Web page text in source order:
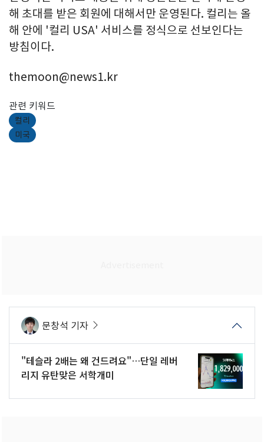
해 초대를 받은 회원에 대해서만 운영된다. 컬리는 올
해 안에 '컬리 USA' 서비스를 정식으로 선보인다는
방침이다.
themoon@news1.kr
관련 키워드
컬리
미국
문창석 기자
"테슬라 2배는 왜 건드려요"…단일 레버
리지 유탄맞은 서학개미